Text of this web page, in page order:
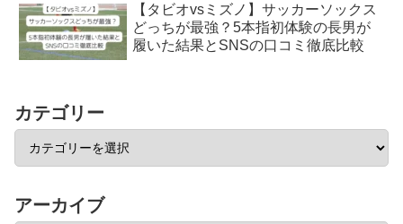
【タビオvsミズノ】サッカーソックス
どっちが最強？5本指初体験の長男が
履いた結果とSNSの口コミ徹底比較
カテゴリー
アーカイブ